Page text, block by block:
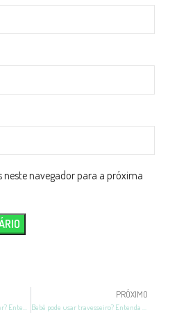
neste navegador para a próxima
PRÓXIMO